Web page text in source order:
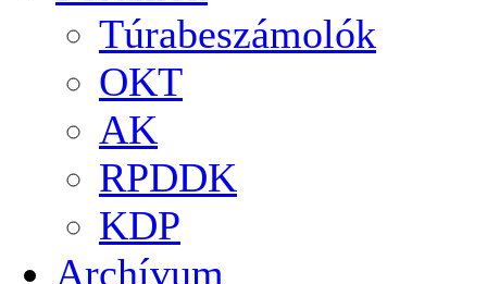
Túrabeszámolók
OKT
AK
RPDDK
KDP
Archívum